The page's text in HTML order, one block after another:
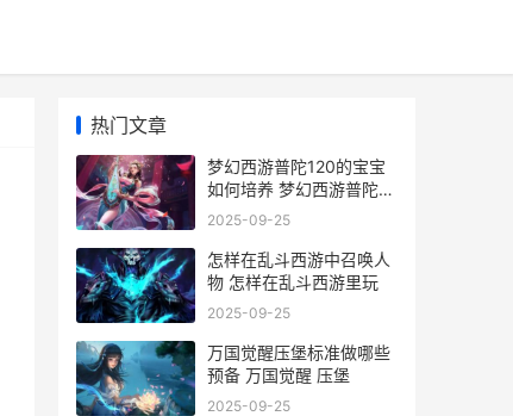
热门文章
梦幻西游普陀120的宝宝
如何培养 梦幻西游普陀
129厉害吗
2025-09-25
怎样在乱斗西游中召唤人
物 怎样在乱斗西游里玩
2025-09-25
万国觉醒压堡标准做哪些
预备 万国觉醒 压堡
2025-09-25